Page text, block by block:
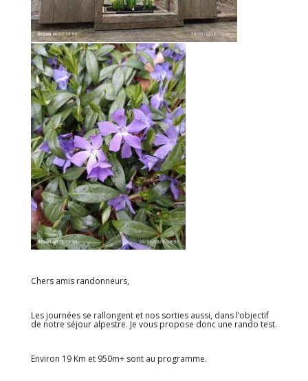
Chers amis randonneurs,
Les journées se rallongent et nos sorties aussi, dans l’objectif
de notre séjour alpestre. Je vous propose donc une rando test.
Environ 19 Km et 950m+ sont au programme.